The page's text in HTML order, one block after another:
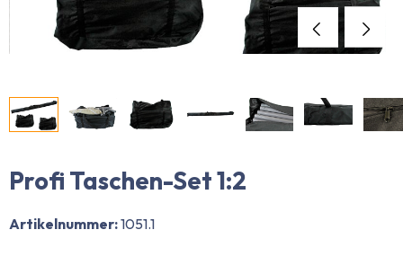
Profi Taschen-Set 1:2
Artikelnummer:1051.1